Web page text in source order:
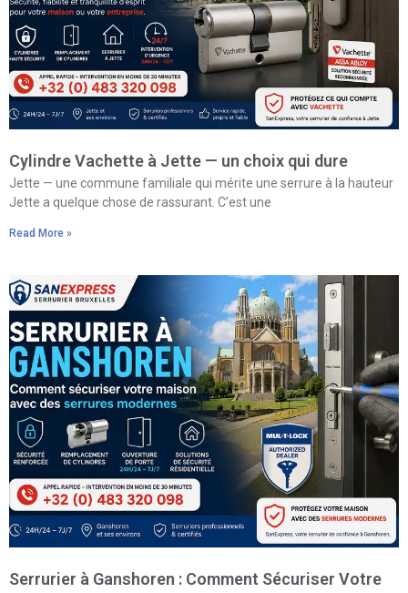
Cylindre Vachette à Jette — un choix qui dure
Jette — une commune familiale qui mérite une serrure à la hauteur
Jette a quelque chose de rassurant. C’est une
Read More »
Serrurier à Ganshoren : Comment Sécuriser Votre